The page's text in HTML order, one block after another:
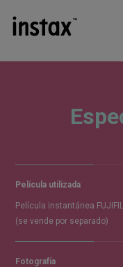
Película utilizada
Película instantánea
(se vende por separado)
Fotografía